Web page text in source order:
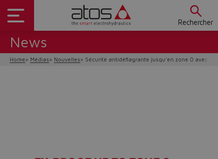
Rechercher
News
Home Médias Nouvelles Sécurité antidéflagrante jusqu'en zone 0 avec la